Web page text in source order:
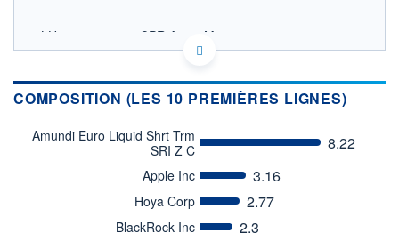
LU1291158407 - CPR Asset Management
OPCVM DERNIER COURS CONNU AU 06/08/2026
05/12
1 500
1 600
COMPOSITION (LES 10 PREMIÈRES LIGNES)
Amundi Euro Liquid Shrt Trm
SRI Z C
8.22
Apple Inc 3.16
Hoya Corp 2.77
BlackRock Inc 2.3